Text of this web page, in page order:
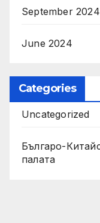
September 2024
June 2024
Categories
Uncategorized
Българо-
палaта